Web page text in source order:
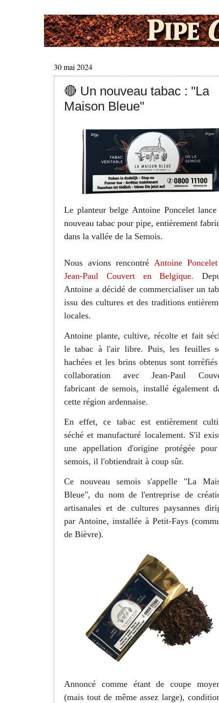
30 mai 2024
🔴 Un nouveau tabac : "La
Maison Bleue"
Le planteur belge Antoine Poncelet
nouveau tabac pour pipe, entièrement
dans la vallée de la Semois.
Nous avions rencontré Antoine
Jean-Paul Couvert en Belgique.
Antoine a décidé de commercialiser un
issu des cultures et des traditions
locales.
Antoine plante, cultive, récolte et fait
le tabac à l'air libre. Puis, les feuilles
hachées et les brins obtenus sont
collaboration avec Jean-Paul
fabricant de semois, installé également
cette région ardennaise.
En effet, ce tabac est entièrement
séché et manufacturé localement. S'il
une appellation d'origine protégée
semois, il l'obtiendrait à coup sûr.
Ce nouveau semois s'appelle "La
Bleue", du nom de l'entreprise de
artisanales et de cultures paysannes
par Antoine, installée à Petit-Fays
de Bièvre).
Annoncé comme étant de coupe
(mais tout de même assez large),